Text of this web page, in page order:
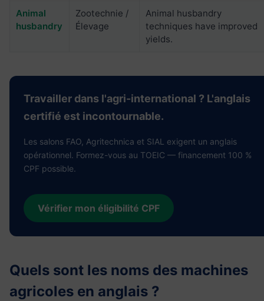
Animal
husbandry
Zootechnie /
Élevage
Animal husbandry
techniques have improved
yields.
Travailler dans l'agri-international ? L'anglais
certifié est incontournable.
Les salons FAO, Agritechnica et SIAL exigent un anglais
opérationnel. Formez-vous au TOEIC — financement 100 %
CPF possible.
Vérifier mon éligibilité CPF
Quels sont les noms des machines
agricoles en anglais ?